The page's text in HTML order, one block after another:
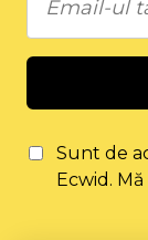
Sunt de
Ecwid.